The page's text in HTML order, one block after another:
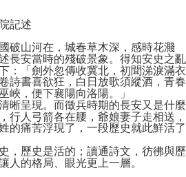
記述
破山河在，城春草木深，感時花濺
長安當時的殘破景象。得知安史之亂
：「劍外忽傳收冀北，初聞涕淚滿衣
詩書喜欲狂，白日放歌須縱酒，青春
，便下襄陽向洛陽。」
晰呈現。而徵兵時期的長安又是什麼
行人弓箭各在腰，爺娘妻子走相送，
的痛苦浮現了，一段歷史就此鮮活了
，歷史是活的；讀通詩文，彷彿與歷
人的格局、眼光更上一層。